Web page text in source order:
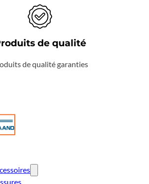
de qualité
de qualité garanties